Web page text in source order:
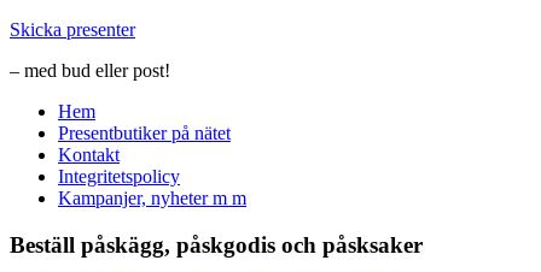
Hoppa
innehåll
Skicka presenter
– med bud eller post!
Hem
Presentbutiker på nätet
Kontakt
Integritetspolicy
Kampanjer, nyheter m m
Beställ påskägg, påskgodis och påsksaker